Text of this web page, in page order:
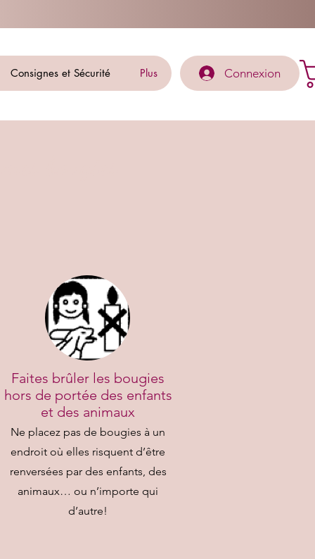
Consignes et Sécurité Plus Connexion
Faites brûler les bougies
hors de portée des enfants
et des animaux
Ne placez pas de bougies à un
endroit où elles risquent d’être
renversées par des enfants, des
animaux… ou n’importe qui
d’autre!